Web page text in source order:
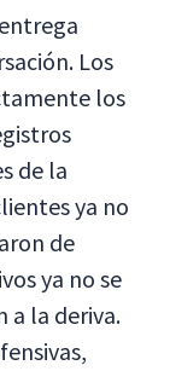
Los
los
de la
ya no
de
ya no se
a la deriva.